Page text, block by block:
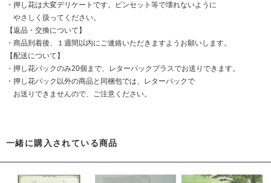
・押し花は大変デリケートです。ピンセット等で壊れないように
やさしく扱ってください。
【返品・交換について】
・商品到着後、１週間以内にご連絡いただきますようお願いします。
【配送について】
・押し花パックのみ20個まで、レターパックプラスでお送りできます。
・押し花パック以外の商品と同梱包では、レターパックで
お送りできませんので、ご注意ください。
一緒に購入されている商品